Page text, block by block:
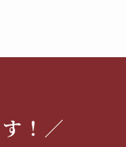
！／